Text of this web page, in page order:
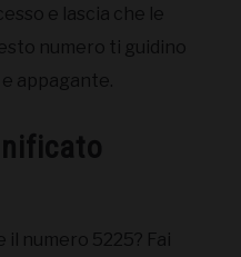
e lascia che le
numero ti guidino
appagante.
numero 5225? Fai